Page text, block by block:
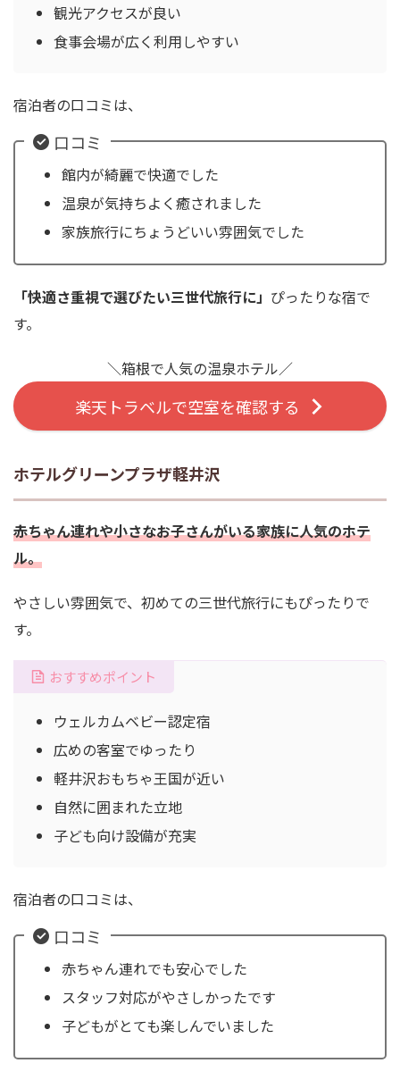
観光アクセスが良い
食事会場が広く利用しやすい
宿泊者の口コミは、
口コミ
館内が綺麗で快適でした
温泉が気持ちよく癒されました
家族旅行にちょうどいい雰囲気でした
「快適さ重視で選びたい三世代旅行に」 ぴったりな宿で
す。
＼箱根で人気の温泉ホテル／
楽天トラベルで空室を確認する
ホテルグリーンプラザ軽井沢
赤ちゃん連れや小さなお子さんがいる家族に人気のホテ
ル。
やさしい雰囲気で、初めての三世代旅行にもぴったりで
す。
おすすめポイント
ウェルカムベビー認定宿
広めの客室でゆったり
軽井沢おもちゃ王国が近い
自然に囲まれた立地
子ども向け設備が充実
宿泊者の口コミは、
口コミ
赤ちゃん連れでも安心でした
スタッフ対応がやさしかったです
子どもがとても楽しんでいました